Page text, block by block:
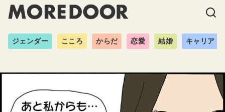
ジェンダー こころ からだ 恋愛 結婚 キャリア